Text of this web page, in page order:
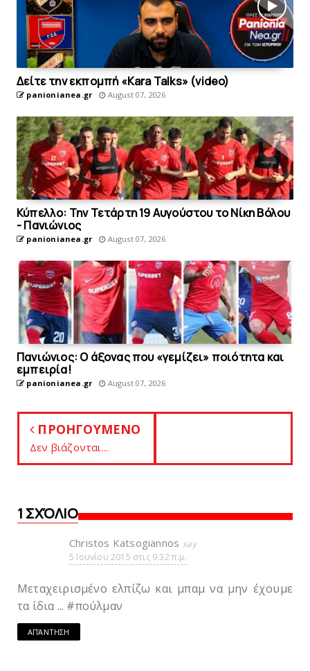
Δείτε την εκπομπή «Kara Talks» (video)
panionianea.gr August 07, 2026
Κύπελλο: Την Τετάρτη 19 Αυγούστου το Νίκη Βόλου
- Πανιώνιος
panionianea.gr August 07, 2026
Πανιώνιος: O άξονας που «γεμίζει» ποιότητα και
εμπειρία!
panionianea.gr August 07, 2026
ΠΡΟΗΓΟΥΜΕΝΟ
Δεν βιάζονται...
1 ΣΧΌΛΙΟ
Christos Katsogiannos
5 Ιουνίου 2015 στις 9:32 π.μ.
Μεταχειρισμένο ελπίζω και μπαμ να μην έχουμε
τα ίδια ... #πούλμαν
ΑΠΆΝΤΗΣΗ